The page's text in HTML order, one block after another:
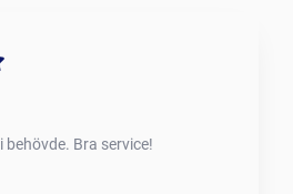
behövde. Bra service!